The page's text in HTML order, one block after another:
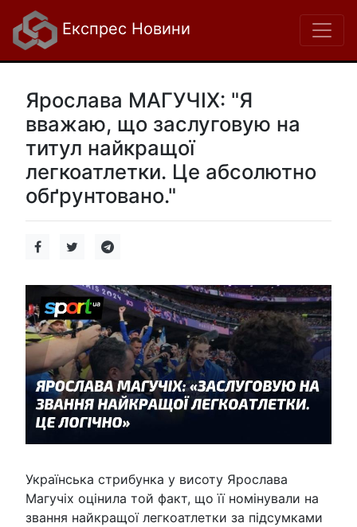
Експрес Новини
Ярослава МАГУЧІХ: "Я
вважаю, що заслуговую на
титул найкращої
легкоатлетки. Це абсолютно
обґрунтовано."
Українська стрибунка у висоту Ярослава
Магучіх оцінила той факт, що її номінували на
звання найкращої легкоатлетки за підсумками